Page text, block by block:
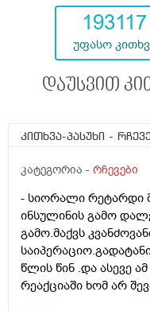
193117
უფასო
დაუსვით
კითხვა-პასუხი -
კატეგორია - რჩევები
- სიორალი რეტარდი
ინსულინის გამო
გამო.მაქვს
წლის წინ .და ასევე
რეაქციაში ხომ არ